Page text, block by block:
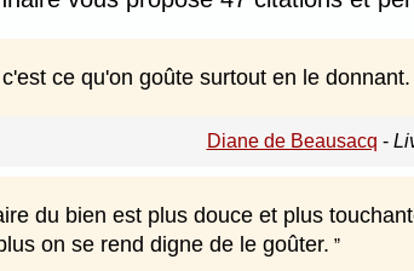
ce qu'on goûte surtout en le donnant.
Diane de Beausacq -
du bien est plus douce et plus
on se rend digne de le goûter.